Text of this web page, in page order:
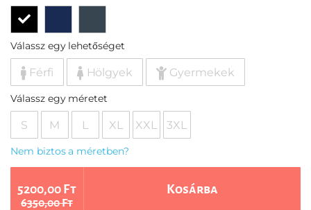
Válassz egy lehetőséget
Férfi Hölgyek Gyermekek
Válassz egy méretet
S M L XL XXL 3XL
Nem biztos a méretben?
5200,00 Ft
6350,00 Ft
Kosárba